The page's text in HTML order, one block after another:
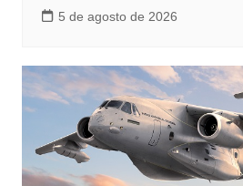
5 de agosto de 2026